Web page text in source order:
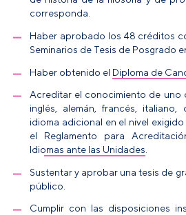
corresponda.
Haber aprobado los 48 créditos
Seminarios de Tesis de Posgrado
Haber obtenido el Diploma de
Acreditar el conocimiento de uno
inglés, alemán, francés,
idioma adicional en el nivel
el Reglamento para
Idiomas ante las Unidades
Sustentar y aprobar una tesis de
público.
Cumplir con las disposiciones